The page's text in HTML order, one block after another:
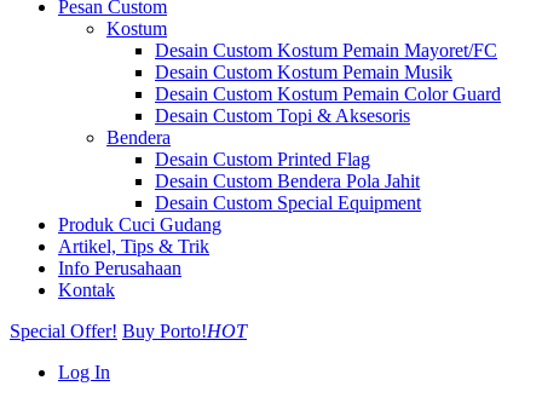
Pesan Custom
Kostum
Desain Custom Kostum Pemain Mayoret/FC
Desain Custom Kostum Pemain Musik
Desain Custom Kostum Pemain Color Guard
Desain Custom Topi & Aksesoris
Bendera
Desain Custom Printed Flag
Desain Custom Bendera Pola Jahit
Desain Custom Special Equipment
Produk Cuci Gudang
Artikel, Tips & Trik
Info Perusahaan
Kontak
Special Offer! Buy Porto!HOT
Log In